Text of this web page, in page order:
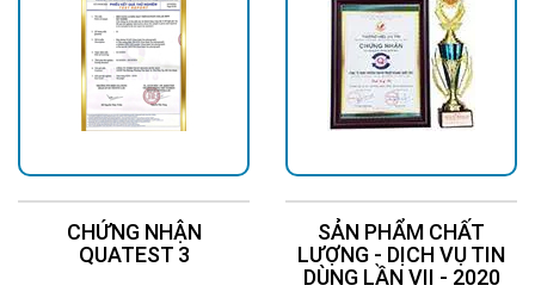
CHỨNG NHẬN
QUATEST 3
SẢN PHẨM CHẤT
LƯỢNG - DỊCH VỤ TIN
DÙNG LẦN VII - 2020